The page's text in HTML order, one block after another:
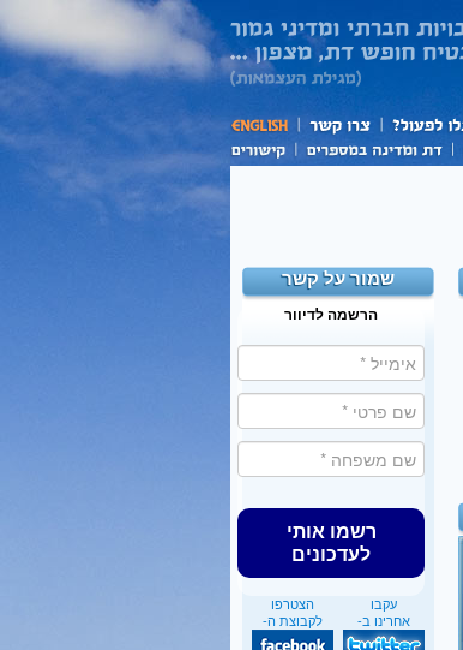
שמור על קשר
הרשמה לדיוור
רשמו אותי
לעדכונים
הצטרפו
לקבוצת ה-
עקבו
אחרינו ב-